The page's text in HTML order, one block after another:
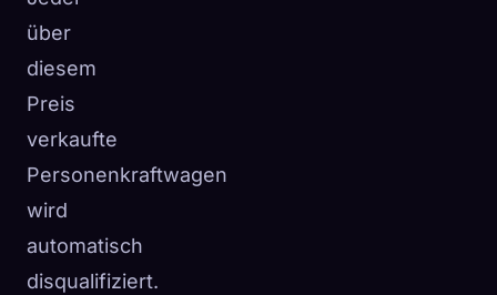
über
diesem
Preis
verkaufte
Personenkraftwagen
wird
automatisch
disqualifiziert.